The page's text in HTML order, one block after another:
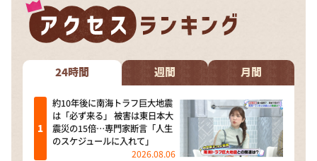
河合＆A.B.C-Z塚田×福井アナ「なんでやねん！？」
（news おかえり）
DAIGOも台所 ～きょうの献立 何にする？～
本日はダイアンなり！シーズン２
朝だ！生です旅サラダ
教えて！ニュースライブ 正義のミカタ
ＬＩＦＥ～夢のカタチ～
24時間 週間 月間
約10年後に南海トラフ巨大地震
は「必ず来る」 被害は東日本大
震災の15倍…専門家断言「人生
のスケジュールに入れて」
2026.08.06